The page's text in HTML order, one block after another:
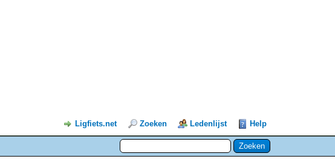
Ligfiets.net Zoeken Ledenlijst Help